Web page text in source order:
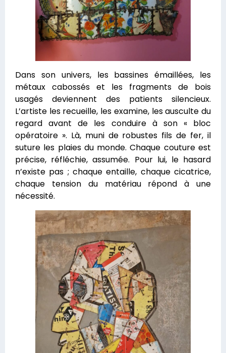
Dans son univers, les bassines émaillées, les
métaux cabossés et les fragments de bois
usagés deviennent des patients silencieux.
L’artiste les recueille, les examine, les ausculte du
regard avant de les conduire à son « bloc
opératoire ». Là, muni de robustes fils de fer, il
suture les plaies du monde. Chaque couture est
précise, réfléchie, assumée. Pour lui, le hasard
n’existe pas ; chaque entaille, chaque cicatrice,
chaque tension du matériau répond à une
nécessité.